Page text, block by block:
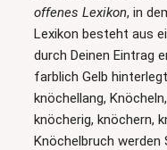
offenes Lexikon, in
Lexikon besteht aus
durch Deinen Eintrag
farblich Gelb
knöchellang,
knöcherig, knöchern,
Knöchelbruch werden